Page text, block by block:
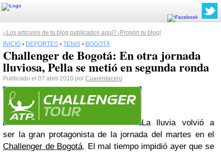
¿Los artículos de tu blog publicados aquí? ¡Propón tu blog!
INICIO › DEPORTES › TENIS › BOGOTÁ
Challenger de Bogotá: En otra jornada
lluviosa, Pella se metió en segunda ronda
Publicado el 07 abril 2010 por Cuarentacero
La lluvia volvió a
ser la gran protagonista de la jornada del martes en el
Challenger de Bogotá. El mal tiempo impidió ayer que se